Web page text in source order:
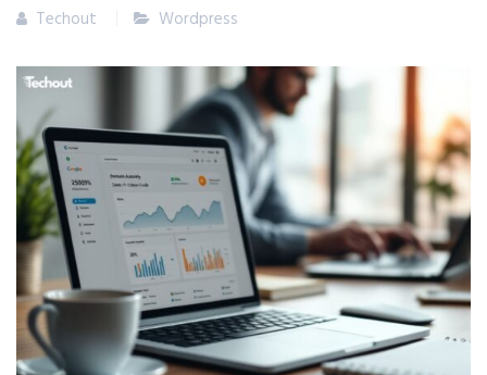
Techout Wordpress